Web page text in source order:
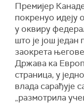
Премијер
покренуо идеју
у оквиру
што је још
заокрета
Држава ка
страница, у
влада сарађује
„размотрила